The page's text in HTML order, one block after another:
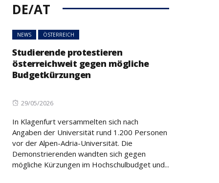
DE/AT
NEWS ÖSTERREICH
Studierende protestieren
österreichweit gegen mögliche
Budgetkürzungen
Posted
29/05/2026
In Klagenfurt versammelten sich nach
Angaben der Universität rund 1.200 Personen
vor der Alpen-Adria-Universität. Die
Demonstrierenden wandten sich gegen
mögliche Kürzungen im Hochschulbudget und...